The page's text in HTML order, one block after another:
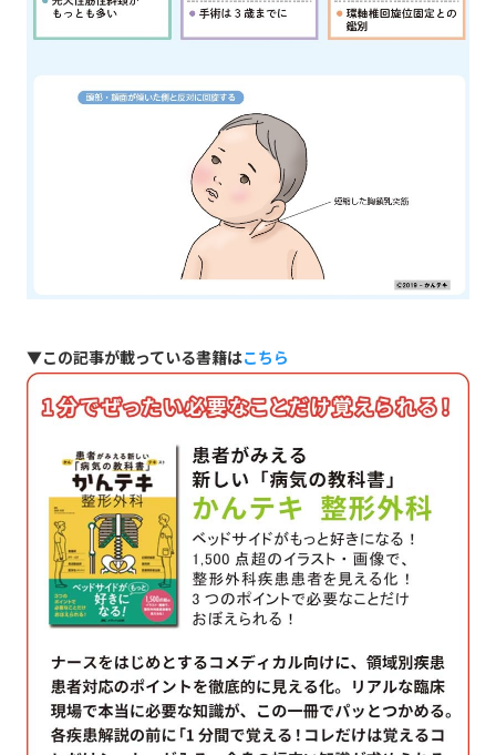
▼この記事が載っている書籍はこちら